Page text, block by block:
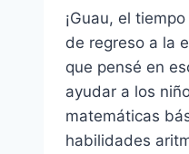
¡Guau, el
de regreso a la
que pensé en
ayudar a los
matemáticas
habilidades